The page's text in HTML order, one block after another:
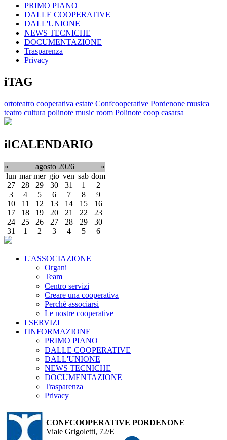
PRIMO PIANO
DALLE COOPERATIVE
DALL'UNIONE
NEWS TECNICHE
DOCUMENTAZIONE
Trasparenza
Privacy
iTAG
ortoteatro cooperativa estate Confcooperative Pordenone musica
teatro cultura polinote music room Polinote coop casarsa
ilCALENDARIO
« agosto 2026
»
lun mar mer gio ven sab dom
27
28 29 30 31 1
2
3
4 5 6 7 8
9
10
11 12 13 14 15
16
17
18 19 20 21 22
23
24
25 26 27 28 29
30
31
1 2 3 4 5 6
L'ASSOCIAZIONE
Organi
Team
Centro servizi
Creare una cooperativa
Perché associarsi
Le nostre cooperative
I SERVIZI
l'INFORMAZIONE
PRIMO PIANO
DALLE COOPERATIVE
DALL'UNIONE
NEWS TECNICHE
DOCUMENTAZIONE
Trasparenza
Privacy
CONFCOOPERATIVE PORDENONE
Viale Grigoletti, 72/E